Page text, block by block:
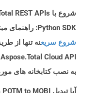
Python SDK: راهنمای مبتدی
شروع سریعنه تنها از
به نصب کتابخانه های
آیا تبدیل POTM to MOBI در Cloud ایمن است؟